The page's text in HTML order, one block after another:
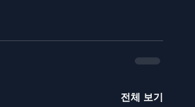
전체 보기